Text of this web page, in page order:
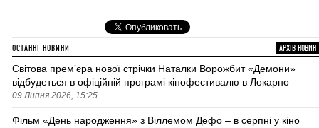
ОСТАННІ НОВИНИ АРХІВ НОВИН
Світова премʼєра нової стрічки Наталки Ворожбит «Демони»
відбудеться в офіційній програмі кінофестивалю в Локарно
09 Липня 2026, 15:25
Фільм «День народження» з Віллемом Дефо – в серпні у кіно